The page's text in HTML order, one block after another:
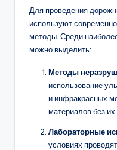
Для проведения
используют
методы. Среди
можно выделить:
Методы
использование
и инфракрасных
материалов без их
Лабораторные
условиях